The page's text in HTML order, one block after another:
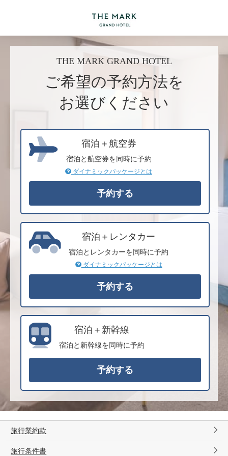
THE MARK GRAND HOTEL
ご希望の予約方法を
お選びください
宿泊＋航空券
宿泊と航空券を同時に予約
ダイナミックパッケージとは
宿泊＋レンタカー
宿泊とレンタカーを同時に予約
ダイナミックパッケージとは
宿泊＋新幹線
宿泊と新幹線を同時に予約
旅行業約款
旅行条件書